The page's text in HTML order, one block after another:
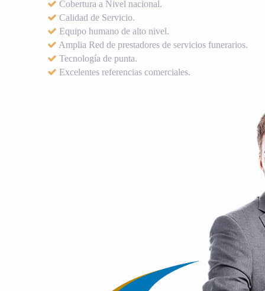
Cobertura a Nivel nacional.
Calidad de Servicio.
Equipo humano de alto nivel.
Amplia Red de prestadores de servicios funerarios.
Tecnología de punta.
Excelentes referencias comerciales.